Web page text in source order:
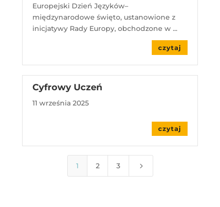
Europejski Dzień Języków–
międzynarodowe święto, ustanowione z
inicjatywy Rady Europy, obchodzone w ...
czytaj
Cyfrowy Uczeń
11 września 2025
czytaj
1 2 3 5